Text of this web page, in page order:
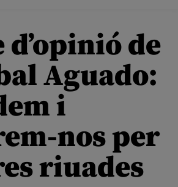
de
Aguado:
i
nos per
riuades